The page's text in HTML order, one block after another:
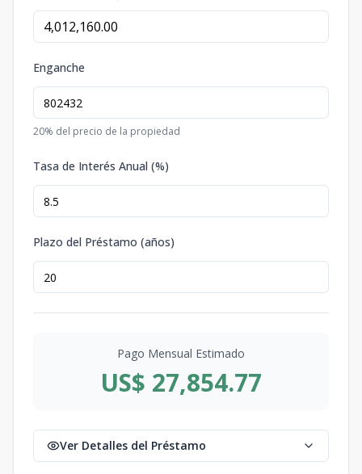
Enganche
20% del precio de la propiedad
Tasa de Interés Anual (%)
Plazo del Préstamo (años)
Pago Mensual Estimado
US$ 27,854.77
Ver Detalles del Préstamo